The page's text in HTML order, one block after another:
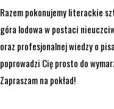
Razem pokonujemy literackie
góra lodowa w postaci
oraz profesjonalnej wiedzy o
poprowadzi Cię prosto do
Zapraszam na pokład!